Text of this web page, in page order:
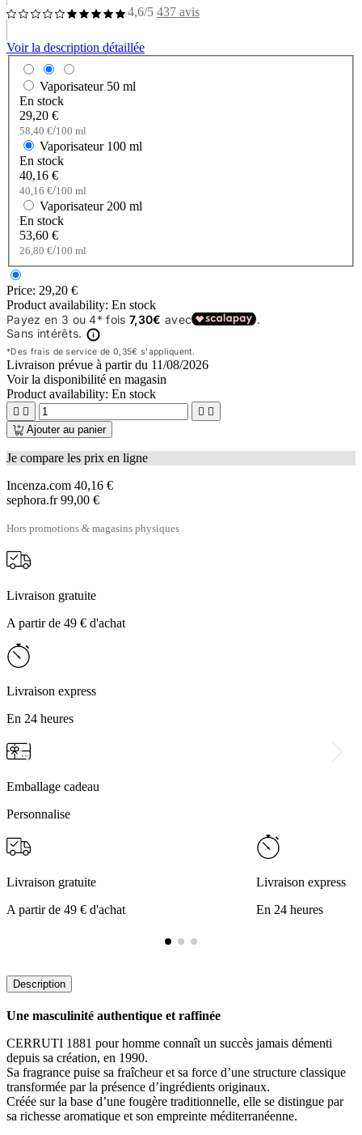
4,6/5 437 avis
Voir la description détaillée
Vaporisateur 50 ml
En stock
29,20 €
58,40 €/100 ml
Vaporisateur 100 ml
En stock
40,16 €
40,16 €/100 ml
Vaporisateur 200 ml
En stock
53,60 €
26,80 €/100 ml
Price: 29,20 €
Product availability: En stock
Livraison prévue à partir du 11/08/2026
Voir la disponibilité en magasin
Product availability: En stock
   
Ajouter au panier
Je compare les prix en ligne
Incenza.com 40,16 €
sephora.fr 99,00 €
Hors promotions & magasins physiques
Livraison gratuite
A partir de 49 € d'achat
Livraison express
En 24 heures
Emballage cadeau
Personnalise
Livraison gratuite
A partir de 49 € d'achat
Livraison express
En 24 heures
Description
Une masculinité authentique et raffinée
CERRUTI 1881 pour homme connaît un succès jamais démenti
depuis sa création, en 1990.
Sa fragrance puise sa fraîcheur et sa force d’une structure classique
transformée par la présence d’ingrédients originaux.
Créée sur la base d’une fougère traditionnelle, elle se distingue par
sa richesse aromatique et son empreinte méditerranéenne.